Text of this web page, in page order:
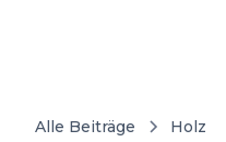
Alle Beiträge Holz